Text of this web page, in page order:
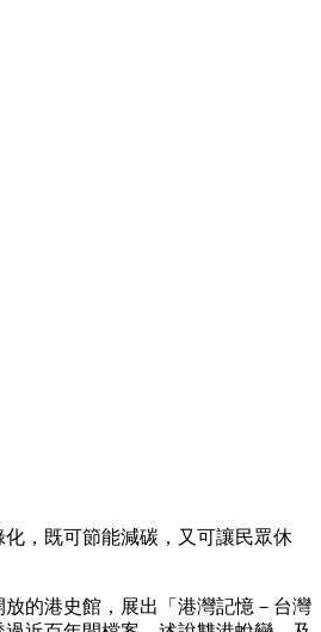
，既可節能減碳，又可讓民眾休
放的港史館，展出「港灣記憶－台灣